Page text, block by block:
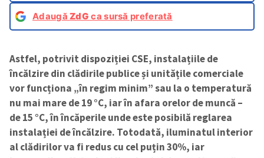
AdaugăZdG ca sursă preferată
Astfel, potrivit dispoziției CSE, instalațiile de
încălzire din clădirile publice și unitățile comerciale
vor funcționa „în regim minim” sau la o temperatură
nu mai mare de 19 °C, iar în afara orelor de muncă –
de 15 °C, în încăperile unde este posibilă reglarea
instalației de încălzire. Totodată, iluminatul interior
al clădirilor va fi redus cu cel puțin 30%, iar